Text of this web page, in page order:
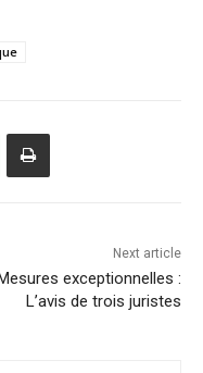
Next article
exceptionnelles :
L’avis de trois juristes